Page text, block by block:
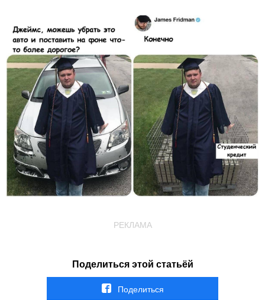
РЕКЛАМА
Поделиться этой статьёй
Поделиться